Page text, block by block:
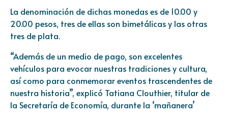
La denominación de dichas monedas es de 10.00 y
20.00 pesos, tres de ellas son bimetálicas y las otras
tres de plata.
“Además de un medio de pago, son excelentes
vehículos para evocar nuestras tradiciones y cultura,
así como para conmemorar eventos trascendentes de
nuestra historia”, explicó Tatiana Clouthier, titular de
la Secretaría de Economía, durante la ‘mañanera’